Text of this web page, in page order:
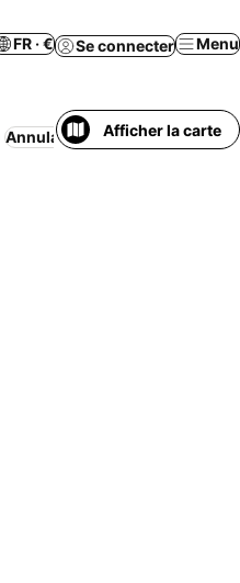
FR · € Se connecter Menu
Annulation gratuiteAfficher la carte